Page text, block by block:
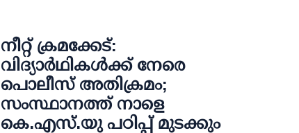
നീറ്റ് ക്രമക്കേട്:
വിദ്യാര്‍ഥികള്‍ക്ക് നേരെ
പൊലീസ് അതിക്രമം;
സംസ്ഥാനത്ത് നാളെ
കെ.എസ്.യു പഠിപ്പ് മുടക്കും